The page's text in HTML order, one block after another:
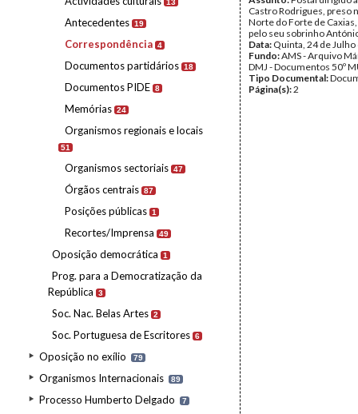
13
Antecedentes 19
Correspondência 4
Documentos partidários 18
Documentos PIDE 8
Memórias 24
Organismos regionais e locais
51
Organismos sectoriais 47
Órgãos centrais 87
Posições públicas 1
Recortes/Imprensa 49
Oposição democrática 1
Prog. para a Democratização da
República
3
Soc. Nac. Belas Artes 2
Soc. Portuguesa de Escritores 6
Oposição no exílio 79
Organismos Internacionais 89
Processo Humberto Delgado 7
Castro Rodrigues, preso
Norte do Forte de Caxias,
pelo seu sobrinho
Data: Quinta, 24 de
Fundo:AMS - Arquivo
DMJ - Documentos 50º
Tipo Documental:
Página(s):2